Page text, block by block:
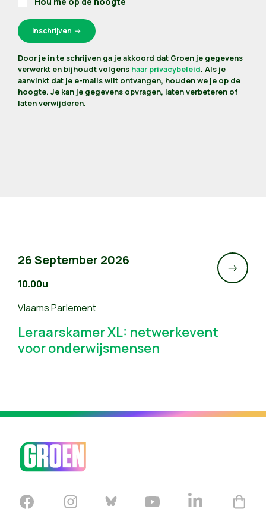
Door je in te schrijven ga je akkoord dat Groen je gegevens
verwerkt en bijhoudt volgens haar privacybeleid. Als je
aanvinkt dat je e-mails wilt ontvangen, houden we je op de
hoogte. Je kan je gegevens opvragen, laten verbeteren of
laten verwijderen.
26 September 2026
10.00u
Vlaams Parlement
Leraarskamer XL: netwerkevent
voor onderwijsmensen
->